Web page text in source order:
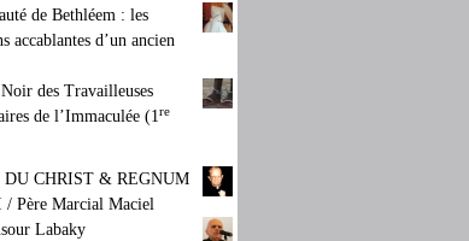
de Bethléem : les
accablantes d’un ancien
des Travailleuses
de l’Immaculée (1re
CHRIST & REGNUM
Père Marcial Maciel
Labaky